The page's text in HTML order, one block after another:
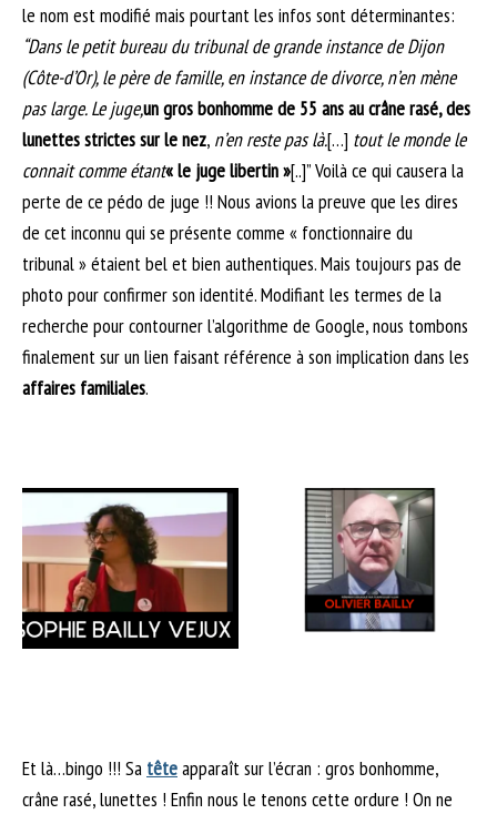
le nom est modifié mais pourtant les infos sont déterminantes:
“Dans le petit bureau du tribunal de grande instance de Dijon
(Côte-d’Or), le père de famille, en instance de divorce, n’en mène
pas large. Le juge,un gros bonhomme de 55 ans au crâne rasé, des
lunettes strictes sur le nez, n’en reste pas là.[…] tout le monde le
connait comme étant« le juge libertin »[..]” Voilà ce qui causera la
perte de ce pédo de juge !! Nous avions la preuve que les dires
de cet inconnu qui se présente comme « fonctionnaire du
tribunal » étaient bel et bien authentiques. Mais toujours pas de
photo pour confirmer son identité. Modifiant les termes de la
recherche pour contourner l’algorithme de Google, nous tombons
finalement sur un lien faisant référence à son implication dans les
affaires familiales.
Et là…bingo !!! Sa têteapparaît sur l’écran : gros bonhomme,
crâne rasé, lunettes ! Enfin nous le tenons cette ordure ! On ne